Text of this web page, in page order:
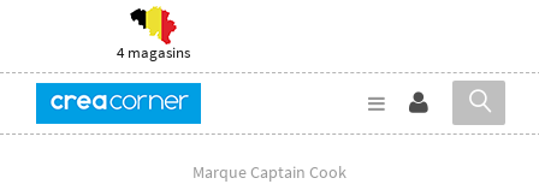
4 magasins
Marque Captain Cook